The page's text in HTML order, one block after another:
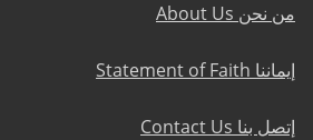
من نحن About Us
إيماننا Statement of Faith
إتصل بنا Contact Us